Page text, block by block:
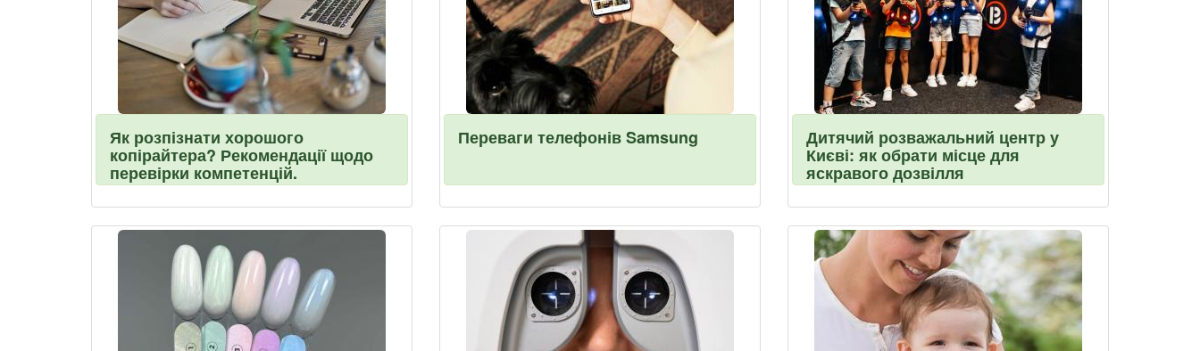
Як розпізнати хорошого
копірайтера? Рекомендації щодо
перевірки компетенцій.
Переваги телефонів Samsung Дитячий розважальний центр у
Києві: як обрати місце для
яскравого дозвілля